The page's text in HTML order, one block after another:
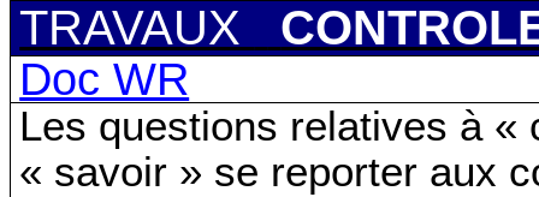
TRAVAUX
Doc WR
Les questions relatives à «
« savoir » se reporter aux